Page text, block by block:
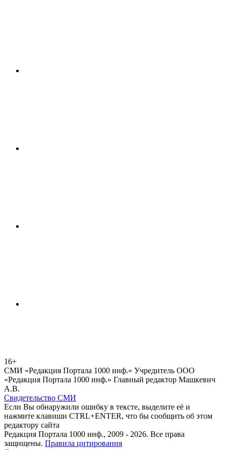
16+
СМИ «Редакция Портала 1000 инф.» Учредитель ООО
«Редакция Портала 1000 инф.» Главный редактор Машкевич
А.В.
Свидетельство СМИ
Если Вы обнаружили ошибку в тексте, выделите её и
нажмите клавиши CTRL+ENTER, что бы сообщить об этом
редактору сайта
Редакция Портала 1000 инф., 2009 - 2026. Все права
защищены. Правила цитирования